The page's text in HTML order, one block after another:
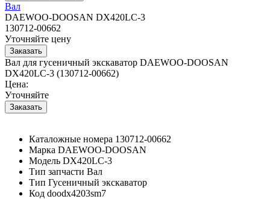
Вал
DAEWOO-DOOSAN DX420LC-3
130712-00662
Уточняйте цену
Вал для гусеничный экскаватор DAEWOO-DOOSAN
DX420LC-3 (130712-00662)
Цена:
Уточняйте
Каталожные номера 130712-00662
Марка DAEWOO-DOOSAN
Модель DX420LC-3
Тип запчасти Вал
Тип Гусеничный экскаватор
Код doodx4203sm7